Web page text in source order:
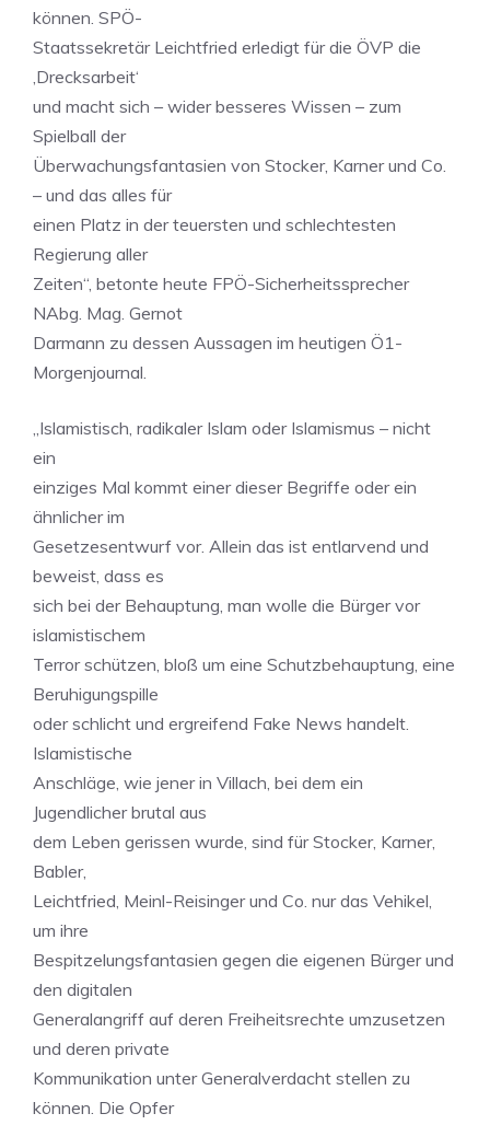
können. SPÖ-
Staatssekretär Leichtfried erledigt für die ÖVP die
‚Drecksarbeit‘
und macht sich – wider besseres Wissen – zum
Spielball der
Überwachungsfantasien von Stocker, Karner und Co.
– und das alles für
einen Platz in der teuersten und schlechtesten
Regierung aller
Zeiten“, betonte heute FPÖ-Sicherheitssprecher
NAbg. Mag. Gernot
Darmann zu dessen Aussagen im heutigen Ö1-
Morgenjournal.
„Islamistisch, radikaler Islam oder Islamismus – nicht
ein
einziges Mal kommt einer dieser Begriffe oder ein
ähnlicher im
Gesetzesentwurf vor. Allein das ist entlarvend und
beweist, dass es
sich bei der Behauptung, man wolle die Bürger vor
islamistischem
Terror schützen, bloß um eine Schutzbehauptung, eine
Beruhigungspille
oder schlicht und ergreifend Fake News handelt.
Islamistische
Anschläge, wie jener in Villach, bei dem ein
Jugendlicher brutal aus
dem Leben gerissen wurde, sind für Stocker, Karner,
Babler,
Leichtfried, Meinl-Reisinger und Co. nur das Vehikel,
um ihre
Bespitzelungsfantasien gegen die eigenen Bürger und
den digitalen
Generalangriff auf deren Freiheitsrechte umzusetzen
und deren private
Kommunikation unter Generalverdacht stellen zu
können. Die Opfer